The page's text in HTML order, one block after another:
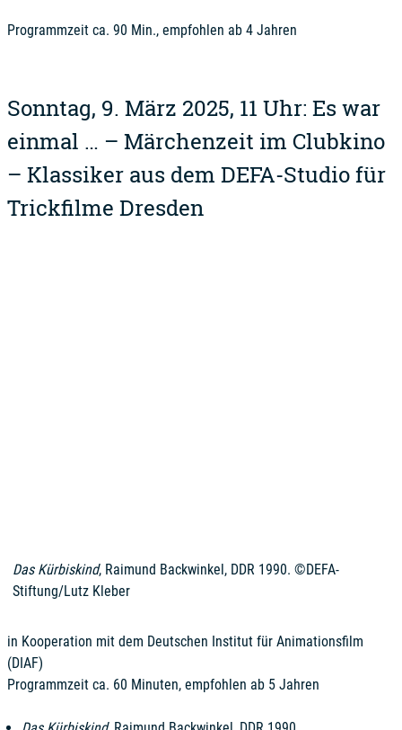
Programmzeit ca. 90 Min., empfohlen ab 4 Jahren
Sonntag, 9. März 2025, 11 Uhr: Es war
einmal … – Märchenzeit im Clubkino
– Klassiker aus dem DEFA-Studio für
Trickfilme Dresden
Das Kürbiskind, Raimund Backwinkel, DDR 1990. ©DEFA-
Stiftung/Lutz Kleber
in Kooperation mit dem Deutschen Institut für Animationsfilm
(DIAF)
Programmzeit ca. 60 Minuten, empfohlen ab 5 Jahren